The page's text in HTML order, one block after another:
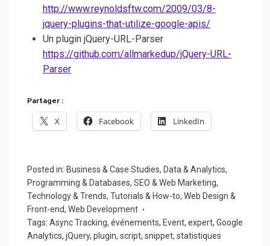
http://www.reynoldsftw.com/2009/03/8-
jquery-plugins-that-utilize-google-apis/
Un plugin jQuery-URL-Parser
https://github.com/allmarkedup/jQuery-URL-
Parser
Partager :
X Facebook LinkedIn
Posted in: Business & Case Studies, Data & Analytics,
Programming & Databases, SEO & Web Marketing,
Technology & Trends, Tutorials & How-to, Web Design &
Front-end, Web Development
Tags: Async Tracking, événements, Event, expert, Google
Analytics, jQuery, plugin, script, snippet, statistiques